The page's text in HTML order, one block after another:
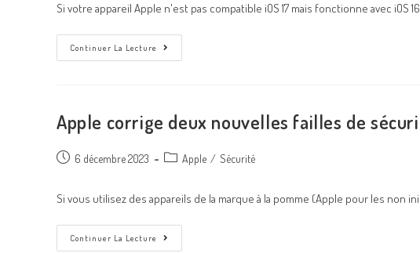
Si votre appareil Apple n'est pas compatible iOS 17 mais fonctionne avec
Continuer La Lecture
Apple corrige deux nouvelles failles de
6 décembre 2023 Apple / Sécurité
Si vous utilisez des appareils de la marque à la pomme (Apple pour les
Continuer La Lecture